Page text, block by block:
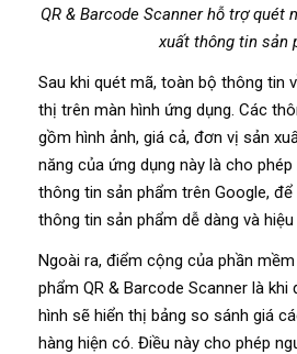
QR & Barcode Scanner hỗ trợ quét
xuất thông tin sản
Sau khi quét mã, toàn bộ thông tin
thị trên màn hình ứng dụng. Các
gồm hình ảnh, giá cả, đơn vị sản
năng của ứng dụng này là cho
thông tin sản phẩm trên Google,
thông tin sản phẩm dễ dàng và hiệu
Ngoài ra, điểm cộng của phần
phẩm QR & Barcode Scanner là
hình sẽ hiển thị bảng so sánh giá
hàng hiện có. Điều này cho phép